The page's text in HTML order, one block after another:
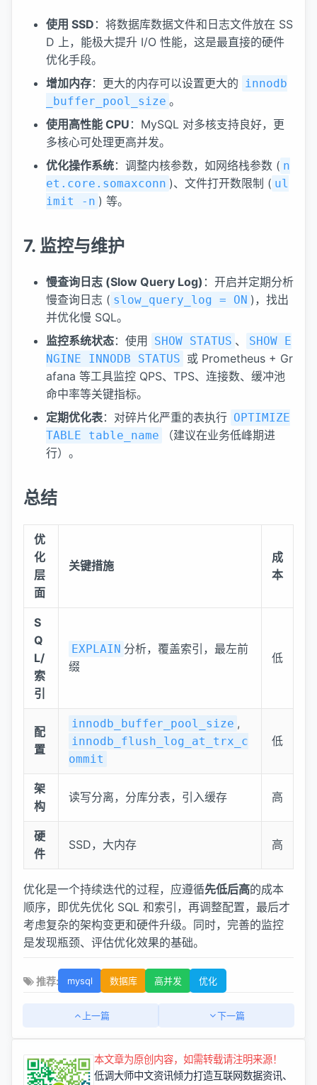
使用 SSD ：将数据库数据文件和日志文件放在 SS
D 上，能极大提升 I/O 性能，这是最直接的硬件
优化手段。
增加内存：更大的内存可以设置更大的 innodb
_buffer_pool_size 。
使用高性能 CPU ：MySQL 对多核支持良好，更
多核心可处理更高并发。
优化操作系统：调整内核参数，如网络栈参数 ( n
et.core.somaxconn )、文件打开数限制 ( ul
imit -n ) 等。
7. 监控与维护
慢查询日志 (Slow Query Log) ：开启并定期分析
慢查询日志 ( slow_query_log = ON )，找出
并优化慢 SQL。
监控系统状态：使用 SHOW STATUS 、
SHOW E
NGINE INNODB STATUS 或 Prometheus + Gr
afana 等工具监控 QPS、TPS、连接数、缓冲池
命中率等关键指标。
定期优化表：对碎片化严重的表执行 OPTIMIZE
TABLE table_name
（建议在业务低峰期进
行）。
总结
优
化
层
面
关键措施
成
本
S
Q
L/
索
引
EXPLAIN 分析，覆盖索引，最左前
缀
低
配
置
innodb_buffer_pool_size ,
innodb_flush_log_at_trx_c
ommit
低
架
构
读写分离，分库分表，引入缓存 高
硬
件
SSD，大内存 高
优化是一个持续迭代的过程，应遵循先低后高的成本
顺序，即优先优化 SQL 和索引，再调整配置，最后才
考虑复杂的架构变更和硬件升级。同时，完善的监控
是发现瓶颈、评估优化效果的基础。
推荐: mysql 数据库 高并发 优化
上一篇 下一篇
本文章为原创内容，如需转载请注明来源！
低调大师中文资讯倾力打造互联网数据资讯、